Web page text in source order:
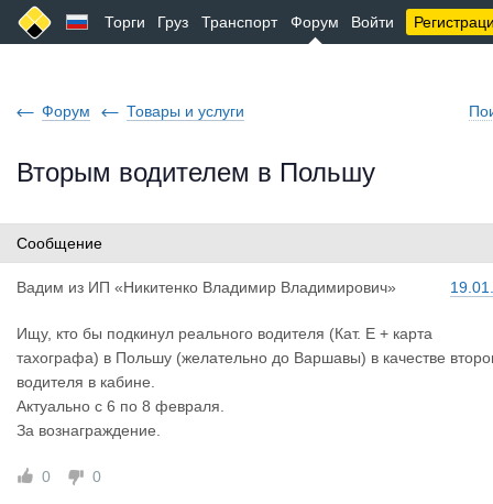
Торги Груз Транспорт Форум Войти
Форум Товары и услуги
Вторым водителем в Польшу
Сообщение
Вадим из ИП «Никитенко Владимир Владимирович»
Ищу, кто бы подкинул реального водителя (Кат. Е + карта
тахографа) в Польшу (желательно до Варшавы) в качестве
водителя в кабине.
Актуально с 6 по 8 февраля.
За вознаграждение.
0 0